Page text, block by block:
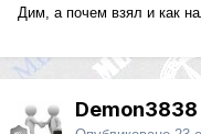
Дим, а почем взял и как
Demon3838